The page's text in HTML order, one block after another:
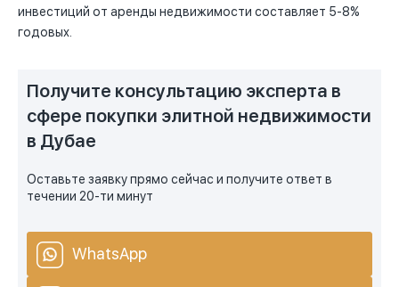
инвестиций от аренды недвижимости составляет 5-8%
годовых.
Получите консультацию эксперта в
сфере покупки элитной недвижимости
в Дубае
Оставьте заявку прямо сейчас и получите ответ в
течении 20-ти минут
WhatsApp